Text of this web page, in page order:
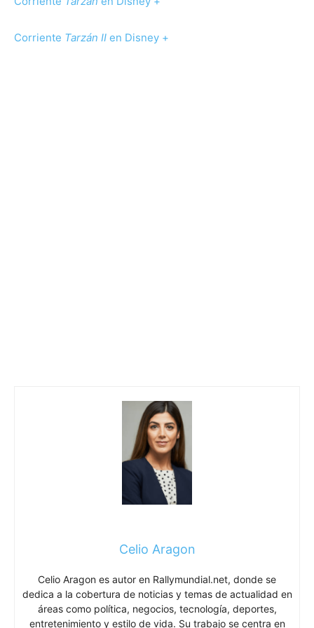
Corriente Tarzán II en Disney +
Celio Aragon
Celio Aragon es autor en Rallymundial.net, donde se
dedica a la cobertura de noticias y temas de actualidad en
áreas como política, negocios, tecnología, deportes,
entretenimiento y estilo de vida. Su trabajo se centra en